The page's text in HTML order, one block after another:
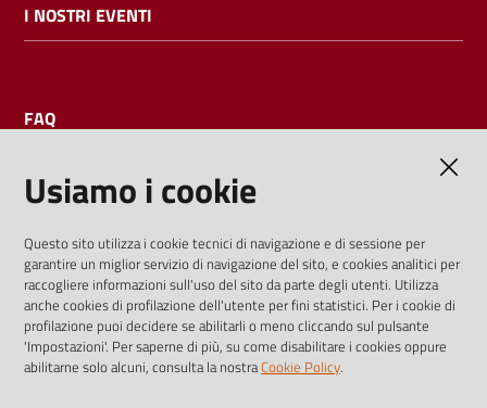
I NOSTRI EVENTI
FAQ
I dati personali pubblicati sono riutilizzabili solo alle condizioni
previste dalla direttiva comunitaria 2003/98/CE e dal d.lgs.
36/2006
Usiamo i cookie
Questo sito utilizza i cookie tecnici di navigazione e di sessione per
garantire un miglior servizio di navigazione del sito, e cookies analitici per
raccogliere informazioni sull'uso del sito da parte degli utenti. Utilizza
anche cookies di profilazione dell'utente per fini statistici. Per i cookie di
profilazione puoi decidere se abilitarli o meno cliccando sul pulsante
'Impostazioni'. Per saperne di più, su come disabilitare i cookies oppure
abilitarne solo alcuni, consulta la nostraCookie Policy.